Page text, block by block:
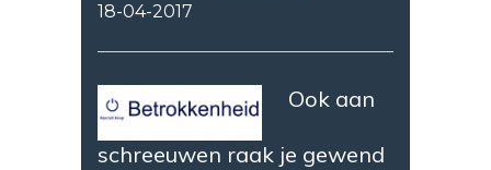
18-04-2017
Ook aan
schreeuwen raak je gewend